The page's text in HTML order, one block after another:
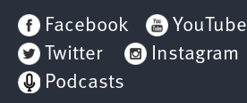
Facebook
YouTube
Twitter
Instagram
Podcasts